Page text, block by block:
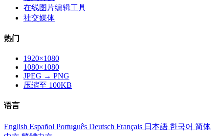
在线图片编辑工具
社交媒体
热门
1920×1080
1080×1080
JPEG → PNG
压缩至 100KB
语言
English Español Português Deutsch Français 日本語 한국어 简体